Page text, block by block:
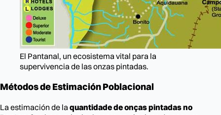
El Pantanal, un ecosistema vital para la
supervivencia de las onzas pintadas.
Métodos de Estimación Poblacional
La estimación de la quantidade de onças pintadas no